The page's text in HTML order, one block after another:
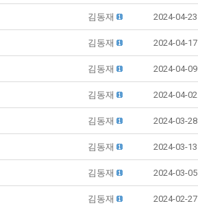
김동재 2024-04-23
김동재 2024-04-17
김동재 2024-04-09
김동재 2024-04-02
김동재 2024-03-28
김동재 2024-03-13
김동재 2024-03-05
김동재 2024-02-27